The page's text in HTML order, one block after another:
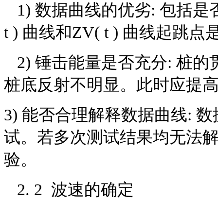
1) 数据曲线的优劣: 包括是
t ) 曲线和ZV( t ) 曲线起跳点
2) 锤击能量是否充分: 桩的
桩底反射不明显。此时应提
3) 能否合理解释数据曲线:
试。若多次测试结果均无法
验。
2. 2 波速的确定